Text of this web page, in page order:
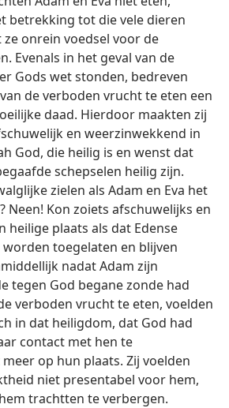
betrekking tot die vele dieren
onrein voedsel voor de
Evenals in het geval van de
Gods wet stonden, bedreven
de verboden vrucht te eten een
daad. Hierdoor maakten zij
en weerzinwekkend in
God, die heilig is en wenst dat
schepselen heilig zijn.
zielen als Adam en Eva het
Neen! Kon zoiets afschuwelijks en
heilige plaats als dat Edense
toegelaten en blijven
nadat Adam zijn
tegen God begane zonde had
verboden vrucht te eten, voelden
in dat heiligdom, dat God had
contact met hen te
op hun plaats. Zij voelden
niet presentabel voor hem,
trachtten te verbergen.